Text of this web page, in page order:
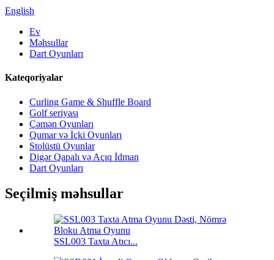
English
Ev
Məhsullar
Dart Oyunları
Kateqoriyalar
Curling Game & Shuffle Board
Golf seriyası
Çəmən Oyunları
Qumar və İçki Oyunları
Stolüstü Oyunlar
Digər Qapalı və Açıq İdman
Dart Oyunları
Seçilmiş məhsullar
SSL003 Taxta Atıcı...